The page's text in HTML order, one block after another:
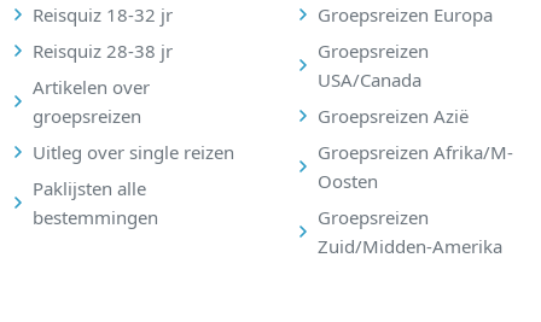
Reisquiz 18-32 jr
Reisquiz 28-38 jr
Artikelen over
groepsreizen
Uitleg over single reizen
Paklijsten alle
bestemmingen
Groepsreizen Europa
Groepsreizen
USA/Canada
Groepsreizen Azië
Groepsreizen Afrika/M-
Oosten
Groepsreizen
Zuid/Midden-Amerika